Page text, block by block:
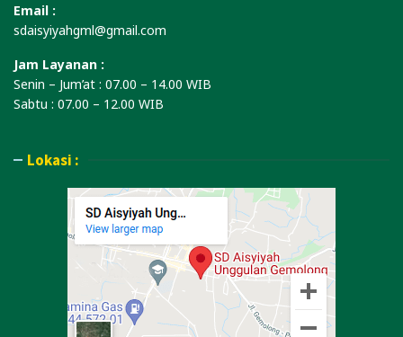
Email :
sdaisyiyahgml@gmail.com
Jam Layanan :
Senin – Jum’at : 07.00 – 14.00 WIB
Sabtu : 07.00 – 12.00 WIB
Lokasi :